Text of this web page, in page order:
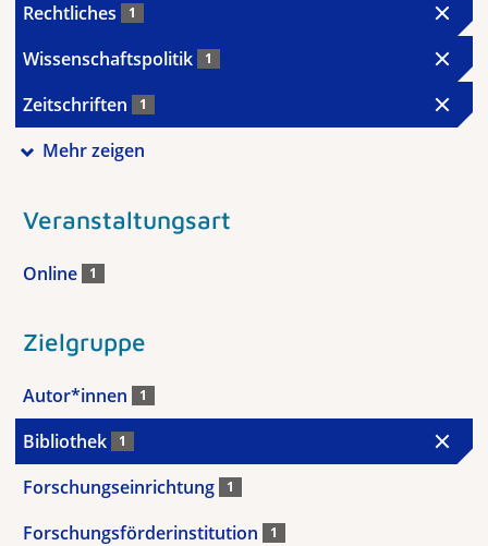
Rechtliches 1
Wissenschaftspolitik 1
Zeitschriften 1
Mehr zeigen
Veranstaltungsart
Online 1
Zielgruppe
Autor*innen 1
Bibliothek 1
Forschungseinrichtung 1
Forschungsförderinstitution 1